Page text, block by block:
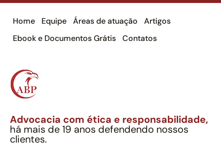
Home Equipe Áreas de atuação
Artigos
Ebook e Documentos Grátis
Contatos
Advocacia com ética e responsabilidade,
há mais de 19 anos defendendo nossos
clientes.